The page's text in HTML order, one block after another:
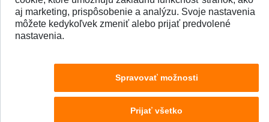
aj marketing, prispôsobenie a analýzu. Svoje nastavenia
môžete kedykoľvek zmeniť alebo prijať predvolené
nastavenia.
Spravovať možnosti
Prijať všetko